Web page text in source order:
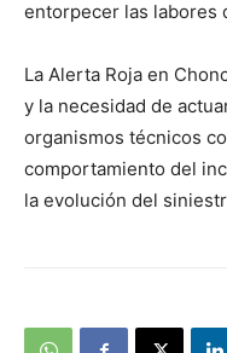
entorpecer las labores
La Alerta Roja en
y la necesidad de
organismos técnicos
comportamiento del
la evolución del